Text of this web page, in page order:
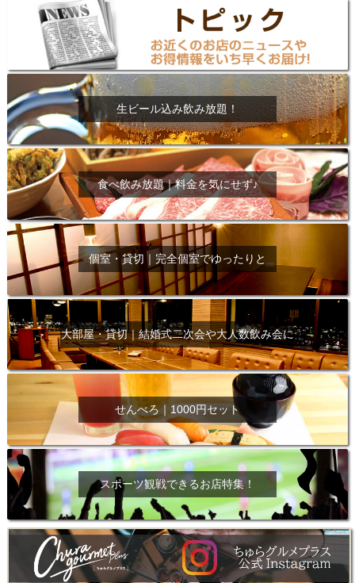
生ビール込み飲み放題！
食べ飲み放題｜料金を気にせず♪
個室・貸切｜完全個室でゆったりと
大部屋・貸切｜結婚式二次会や大人数飲み会に
せんべろ｜1000円セット
スポーツ観戦できるお店特集！